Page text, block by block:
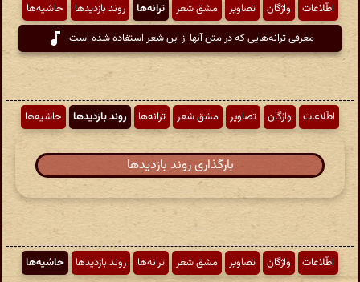
اطّلاعات واژگان تصاویر مشق شعر ترانه‌ها روند بازدیدها
حاشیه‌ها
معرفی ترانه‌هایی که در متن آنها از این شعر استفاده شده است
اطّلاعات واژگان تصاویر مشق شعر ترانه‌ها روند بازدیدها حاشیه‌ها
بارگذاری روند بازدیدها
اطّلاعات واژگان تصاویر مشق شعر ترانه‌ها روند بازدیدها حاشیه‌ها